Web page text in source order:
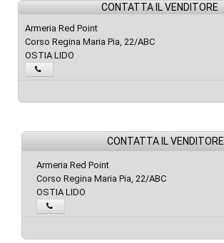
CONTATTA IL VENDITORE
Armeria Red Point
Corso Regina Maria Pia, 22/ABC
OSTIA LIDO
CONTATTA IL VENDITORE
Armeria Red Point
Corso Regina Maria Pia, 22/ABC
OSTIA LIDO